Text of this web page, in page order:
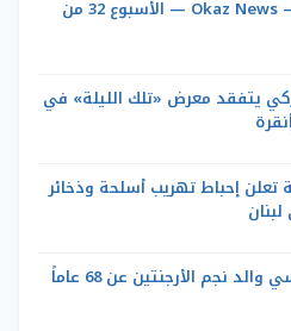
سجل التوقعات — Okaz News — الأسبوع 32 من
يتفقد معرض «تلك الليلة» في
تعلن إحباط تهريب أسلحة وذخائر
رحيل خورخي ميسي والد نجم الأرجنتين عن 68 عاماً